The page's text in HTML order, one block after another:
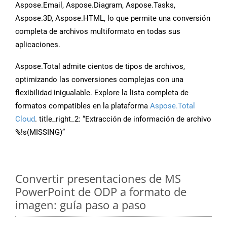
Aspose.Email, Aspose.Diagram, Aspose.Tasks,
Aspose.3D, Aspose.HTML, lo que permite una conversión
completa de archivos multiformato en todas sus
aplicaciones.
Aspose.Total admite cientos de tipos de archivos,
optimizando las conversiones complejas con una
flexibilidad inigualable. Explore la lista completa de
formatos compatibles en la plataforma Aspose.Total
Cloud. title_right_2: “Extracción de información de archivo
%!s(MISSING)”
Convertir presentaciones de MS
PowerPoint de ODP a formato de
imagen: guía paso a paso